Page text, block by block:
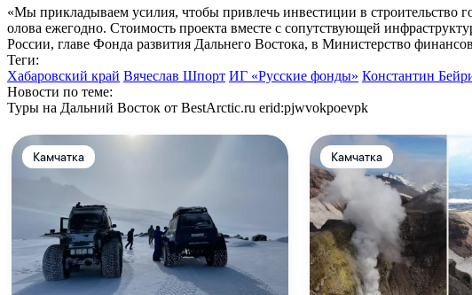
«Мы прикладываем усилия, чтобы привлечь инвестиции в строительство
олова ежегодно. Стоимость проекта вместе с сопутствующей
России, главе Фонда развития Дальнего Востока, в Министерство
Теги:
Хабаровский край Вячеслав Шпорт ИГ «Русские фонды» Константин
Новости по теме:
Туры на Дальний Восток от BestArctic.ru erid:pjwvokpoevpk